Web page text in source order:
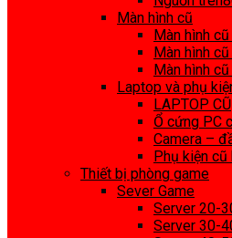
Màn hình cũ
Màn hình cũ
Màn hình cũ
Màn hình cũ
Laptop và phụ
LAPTOP CŨ
Ổ cứng PC
Camera –
Phụ kiện cũ
Thiết bị phòng game
Sever Game
Server 20-
Server 30-